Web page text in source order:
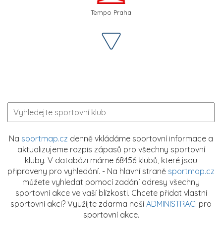
Tempo Praha
Na sportmap.cz denně vkládáme sportovní informace a
aktualizujeme rozpis zápasů pro všechny sportovní
kluby. V databázi máme 68456 klubů, které jsou
připraveny pro vyhledání. - Na hlavní straně sportmap.cz
můžete vyhledat pomocí zadání adresy všechny
sportovní akce ve vaší blízkosti. Chcete přidat vlastní
sportovní akci? Využijte zdarma naší ADMINISTRACI pro
sportovní akce.